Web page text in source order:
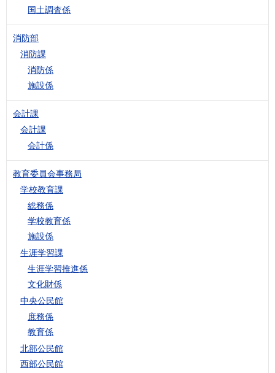
国土調査係
消防部
消防課
消防係
施設係
会計課
会計課
会計係
教育委員会事務局
学校教育課
総務係
学校教育係
施設係
生涯学習課
生涯学習推進係
文化財係
中央公民館
庶務係
教育係
北部公民館
西部公民館